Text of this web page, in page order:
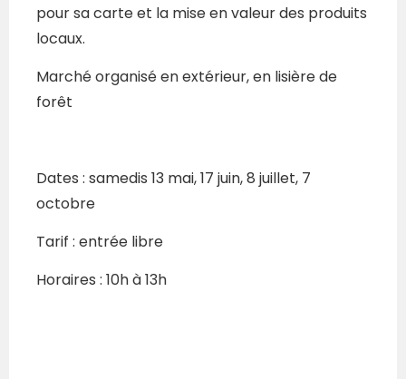
pour sa carte et la mise en valeur des produits
locaux.
Marché organisé en extérieur, en lisière de
forêt
Dates : samedis 13 mai, 17 juin, 8 juillet, 7
octobre
Tarif : entrée libre
Horaires : 10h à 13h